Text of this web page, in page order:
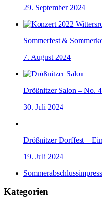
29. September 2024
Sommerfest &
7. August 2024
Drößnitzer Salon – No. 4
30. Juli 2024
Drößnitzer Dorffest –
19. Juli 2024
Kategorien